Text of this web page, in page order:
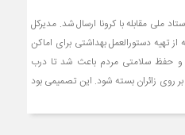
ملی مقابله با کرونا ارسال شد. مدیرکل
از تهیه دستورالعمل بهداشتی برای اماکن
و حفظ سلامتی مردم باعث شد تا درب
روی زائران بسته شود. این تصمیمی بود